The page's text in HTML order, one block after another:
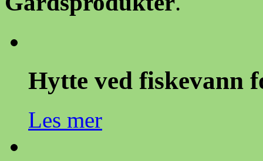
Hytte ved fiskevann
Les mer